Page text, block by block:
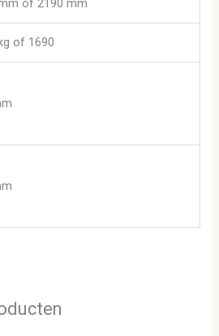
of 2190 mm
of 1690